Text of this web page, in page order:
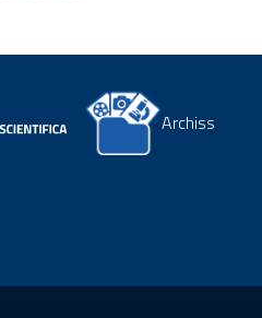
Archiss